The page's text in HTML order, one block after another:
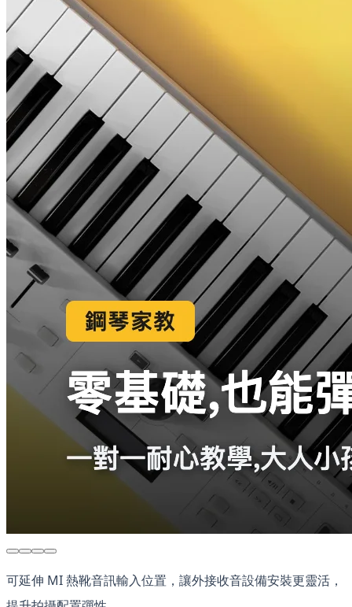
可延伸 MI 熱靴音訊輸入位置，讓外接收音設備安裝更靈活，